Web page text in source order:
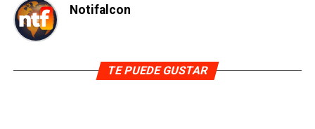
Notifalcon
TE PUEDE GUSTAR